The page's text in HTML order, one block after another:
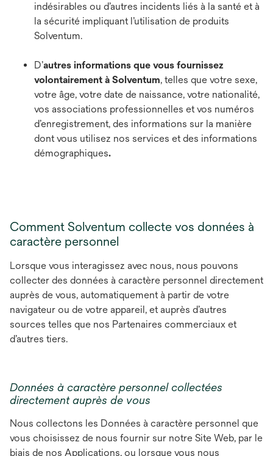
indésirables ou d’autres incidents liés à la santé et à
la sécurité impliquant l’utilisation de produits
Solventum.
D’autres informations que vous fournissez
volontairement à Solventum, telles que votre sexe,
votre âge, votre date de naissance, votre nationalité,
vos associations professionnelles et vos numéros
d’enregistrement, des informations sur la manière
dont vous utilisez nos services et des informations
démographiques.
Comment Solventum collecte vos données à
caractère personnel
Lorsque vous interagissez avec nous, nous pouvons
collecter des données à caractère personnel directement
auprès de vous, automatiquement à partir de votre
navigateur ou de votre appareil, et auprès d’autres
sources telles que nos Partenaires commerciaux et
d’autres tiers.
Données à caractère personnel collectées
directement auprès de vous
Nous collectons les Données à caractère personnel que
vous choisissez de nous fournir sur notre Site Web, par le
biais de nos Applications, ou lorsque vous nous